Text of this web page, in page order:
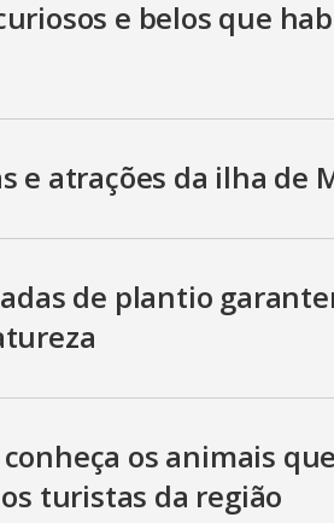
e belos que
e atrações da ilha de
de plantio
os animais
turistas da região